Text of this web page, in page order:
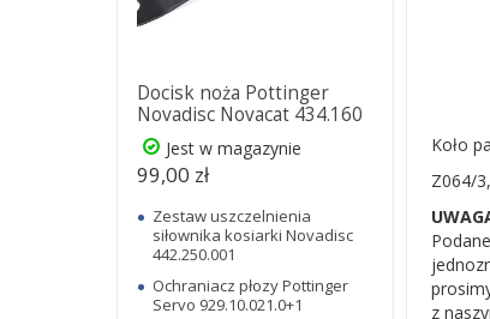
Koło
Z064/
z
Docisk noża Pottinger
Novadisc Novacat 434.160
Jest w magazynie
99,00 zł
Zestaw uszczelnienia
siłownika kosiarki Novadisc
442.250.001
Ochraniacz płozy Pottinger
Servo 929.10.021.0+1